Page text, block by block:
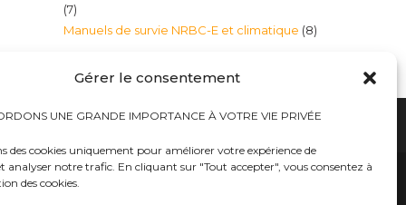
Gérer le consentement
UNE GRANDE IMPORTANCE À VOTRE VIE PRIVÉE
des cookies uniquement pour améliorer votre expérience de
analyser notre trafic. En cliquant sur "Tout accepter", vous consentez à
des cookies.
77
produits
Manuels de survie NRBC-E et climatique 88
Bureaux tables bunkers NRBC-E
médicales